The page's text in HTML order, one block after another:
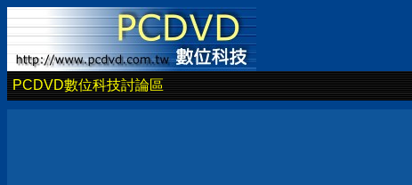
PCDVD數位科技討論區